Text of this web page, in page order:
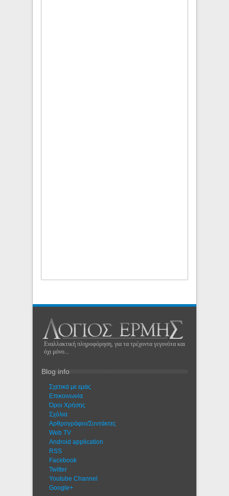
Εναλλακτική πληροφόρηση, για τα τρέχοντα γεγονότα και
όχι μόνο...
Blog info
Σχετικά με εμάς
Eπικοινωνία
Όροι Χρήσης
Σχόλια
Αρθρογράφοι/Συντάκτες
Web TV
Android application
RSS
Facebook
Twitter
Youtube Channel
Google+